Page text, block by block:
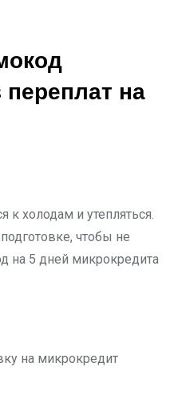
на
чтобы не
на 5 дней микрокредита
на микрокредит